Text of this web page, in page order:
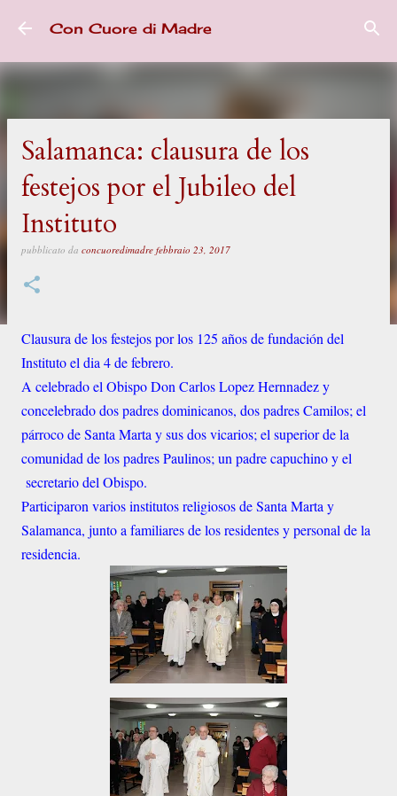
Passa ai contenuti principali
Con Cuore di Madre
Salamanca: clausura de los
festejos por el Jubileo del
Instituto
pubblicato da concuoredimadre febbraio 23, 2017
Clausura de los festejos por los 125 años de fundación del
Instituto el dia 4 de febrero.
A celebrado el Obispo Don Carlos Lopez Hernnadez y
concelebrado dos padres dominicanos, dos padres Camilos; el
párroco de Santa Marta y sus dos vicarios; el superior de la
comunidad de los padres Paulinos; un padre capuchino y el
secretario del Obispo.
Participaron varios institutos religiosos de Santa Marta y
Salamanca, junto a familiares de los residentes y personal de la
residencia.